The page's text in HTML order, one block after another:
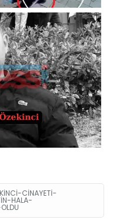
CINAYETI-
HALA-